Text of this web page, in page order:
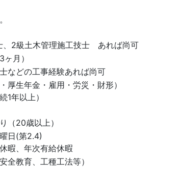
、2級土木管理施工技士 あれば尚可
月）
などの工事経験あれば尚可
厚生年金・雇用・労災・財形）
1年以上）
（20歳以上）
日(第2.4)
暇、年次有給休暇
全教育、工種工法等）